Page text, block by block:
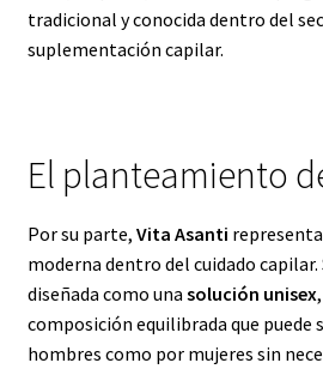
tradicional y conocida dentro del
suplementación capilar.
El planteamiento
Por su parte, Vita Asanti
moderna dentro del cuidado
diseñada como una solución unisex
composición equilibrada que
hombres como por mujeres sin